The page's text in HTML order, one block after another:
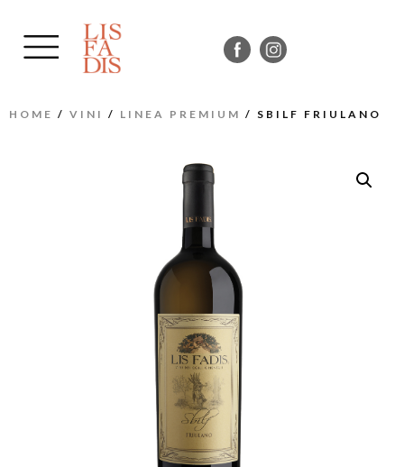
HOME / VINI / LINEA PREMIUM / SBILF FRIULANO